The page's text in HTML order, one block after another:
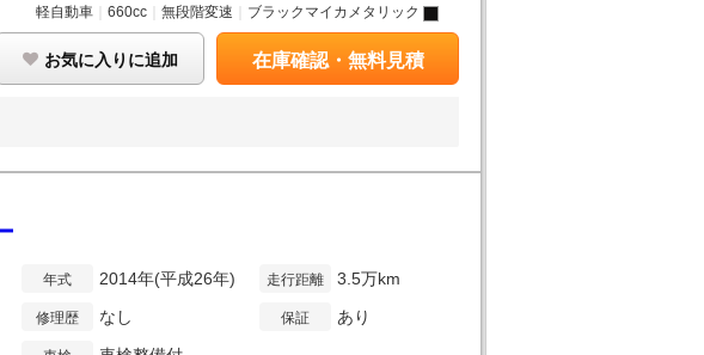
軽自動車 660cc 無段階変速 ブラックマイカメタリック
お気に入りに追加 在庫確認・無料見積
年式 2014年(平成26年)
修理歴 なし
走行距離 3.5万km
保証 あり